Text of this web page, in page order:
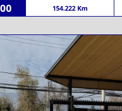
154.222 Km